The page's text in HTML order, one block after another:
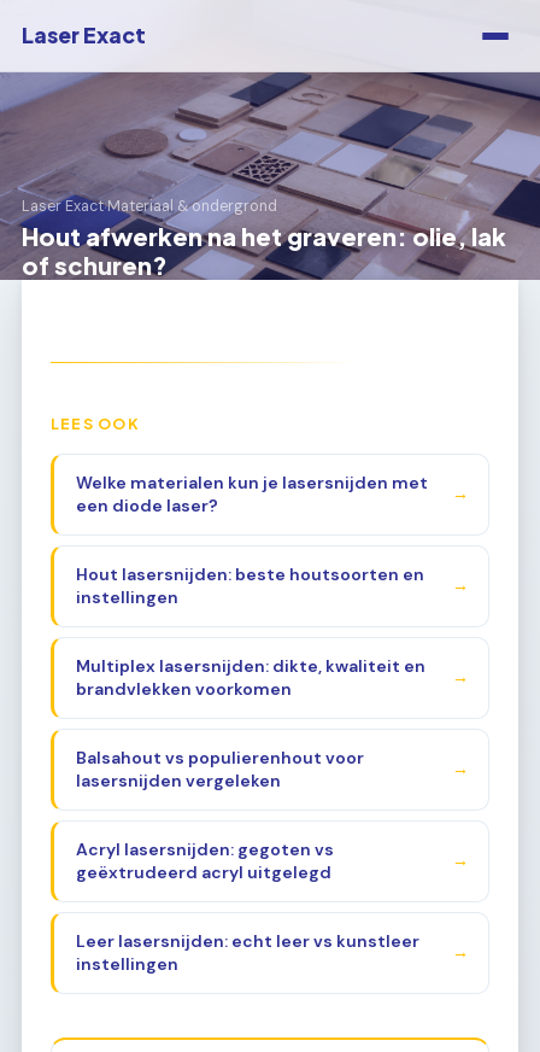
Laser Exact
Laser Exact›Materiaal & ondergrond
Hout afwerken na het graveren: olie, lak
of schuren?
LEES OOK
Welke materialen kun je lasersnijden met
een diode laser?
→
Hout lasersnijden: beste houtsoorten en
instellingen
→
Multiplex lasersnijden: dikte, kwaliteit en
brandvlekken voorkomen
→
Balsahout vs populierenhout voor
lasersnijden vergeleken
→
Acryl lasersnijden: gegoten vs
geëxtrudeerd acryl uitgelegd
→
Leer lasersnijden: echt leer vs kunstleer
instellingen
→